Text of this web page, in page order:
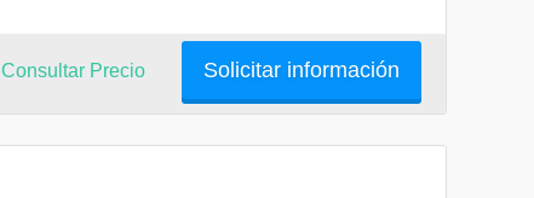
Solicitar información
Consultar Precio